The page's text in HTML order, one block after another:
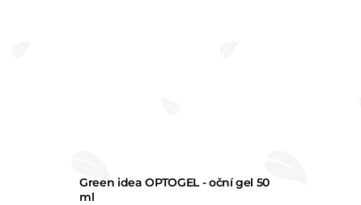
Green idea OPTOGEL - oční gel 50
ml